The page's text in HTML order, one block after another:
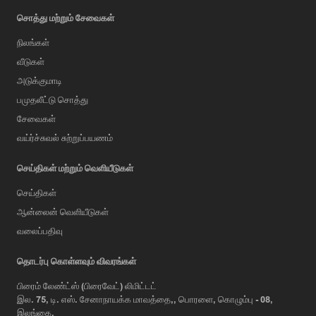
சொத்து மற்றும் சேவைகள்
நிலங்கள்
வீடுகள்
அடுக்குமாடி
பமுதலீட்டு சொத்து
சேவைகள்
வய்ர்ச்சுவல் சுற்றுப்பயணம்
செய்திகள் மற்றும் வெளியீடுகள்
செய்திகள்
ஆன்லைன் வெளியீடுகள்
வலைப்பதிவு
தொடர்பு கொள்ளவும் விவரங்கள்
பிரைம் லேண்ட்ஸ் (பிரைவேட்) லிமிட்டட்
இல. 75, டி. எஸ். சேனாநாயக்க மாவத்தை,, பொரளை, கொழும்பு - 08,
இலங்கை,